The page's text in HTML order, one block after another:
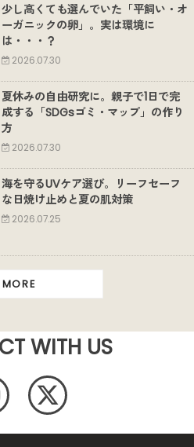
少し高くても選んでいた「平飼い・オ
ーガニックの卵」。実は環境に
は・・・？
2026.07.30
夏休みの自由研究に。親子で1日で完
成する「SDGsゴミ・マップ」の作り
方
2026.07.30
海を守るUVケア選び。リーフセーフ
な日焼け止めと夏の肌対策
2026.07.25
MORE
WITH US